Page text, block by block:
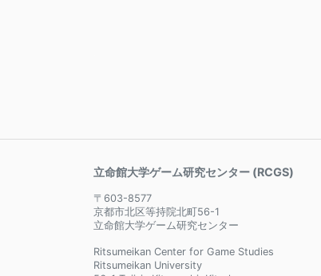
立命館大学ゲーム研究センター (RCGS)
〒603-8577
京都市北区等持院北町56-1
立命館大学ゲーム研究センター
Ritsumeikan Center for Game Studies
Ritsumeikan University